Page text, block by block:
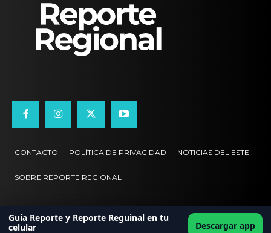
CONTACTO POLÍTICA DE PRIVACIDAD NOTICIAS DEL ESTE
SOBRE REPORTE REGIONAL
Guía Reporte y Reporte Reguinal en tu
celular
Descargar app